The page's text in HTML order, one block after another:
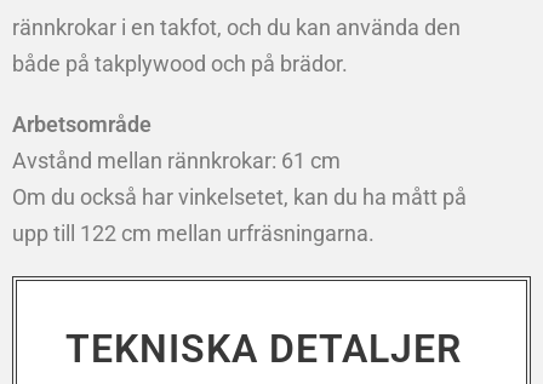
rännkrokar i en takfot, och du kan använda den
både på takplywood och på brädor.
Arbetsområde
Avstånd mellan rännkrokar: 61 cm
Om du också har vinkelsetet, kan du ha mått på
upp till 122 cm mellan urfräsningarna.
TEKNISKA DETALJER